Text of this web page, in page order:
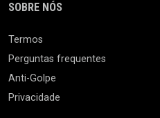
SOBRE NÓS
Termos
Perguntas frequentes
Anti-Golpe
Privacidade